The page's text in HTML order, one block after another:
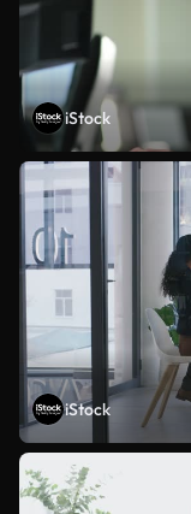
iStock
iStock